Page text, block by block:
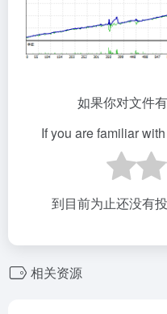
如果你对文件
If you are familiar
到目前为止还没有
相关资源